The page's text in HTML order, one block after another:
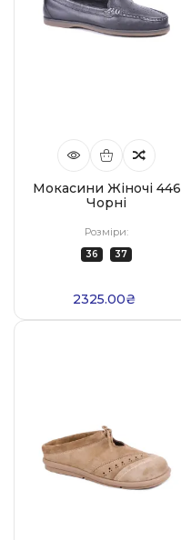
Мокасини Жіночі 446
Чорні
Розміри:
36 37
2325.00₴